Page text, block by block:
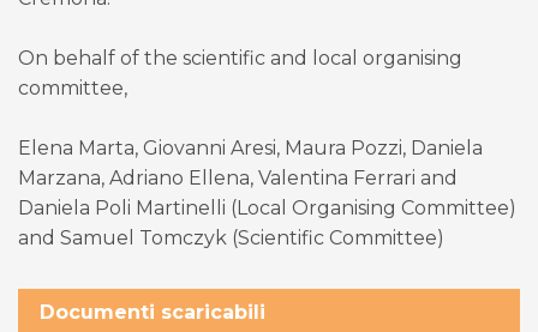
On behalf of the scientific and local organising
committee,
Elena Marta, Giovanni Aresi, Maura Pozzi, Daniela
Marzana, Adriano Ellena, Valentina Ferrari and
Daniela Poli Martinelli (Local Organising Committee)
and Samuel Tomczyk (Scientific Committee)
Documenti scaricabili